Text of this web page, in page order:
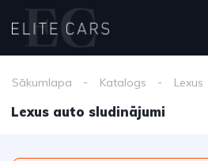
Sākumlapa Katalogs Lexus
Lexus auto sludinājumi